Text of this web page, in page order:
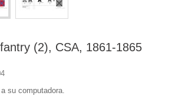
(2), CSA, 1861-1865
su computadora.